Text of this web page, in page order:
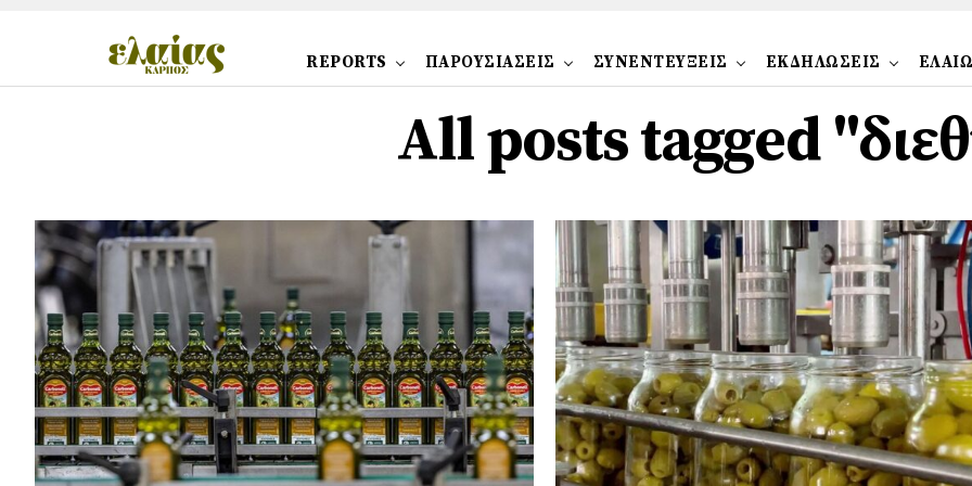
REPORTS ΠΑΡΟΥΣΙΑΣΕΙΣ ΣΥΝΕΝΤΕΥΞΕΙΣ ΕΚΔΗΛΩΣΕΙΣ
All posts tagged